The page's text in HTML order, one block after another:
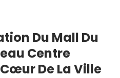
Du Mall Du
Centre
De La Ville